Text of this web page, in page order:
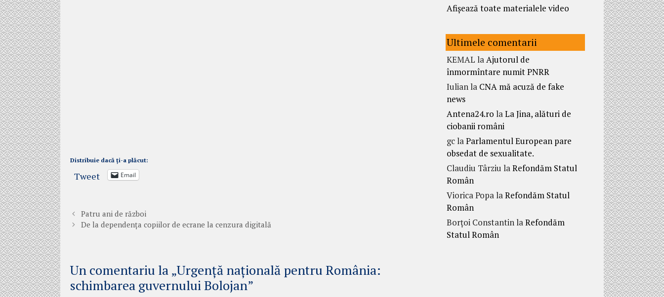
Distribuie dacă ți-a plăcut:
Tweet Email
Patru ani de război
De la dependența copiilor de ecrane la cenzura digitală
Un comentariu la „Urgență națională pentru România:
schimbarea guvernului Bolojan”
Afișează toate materialele video
Ultimele comentarii
KEMAL laAjutorul de
înmormîntare numit PNRR
Iulianla CNA mă acuză de fake
news
Antena24.ro laLa Jina, alături de
ciobanii români
gclaParlamentul European pare
obsedat de sexualitate.
Claudiu Târziu laRefondăm Statul
Român
Viorica PopalaRefondăm Statul
Român
Borțoi ConstantinlaRefondăm
Statul Român